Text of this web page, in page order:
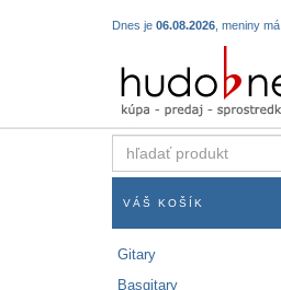
Dnes je 06.08.2026 , meniny má
produkt
VÁŠ KOŠÍK
Gitary
Basgitary